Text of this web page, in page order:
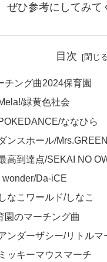
ひ参考にしてみて
目次
チング曲2024保育園
緑黄色社会
ななひら
ンスホール/
高到達点/SEKAI NO
wonder/Da-iCE
しなこワールド/しなこ
園のマーチング曲
ンダーザシー/リトルマ
ミッキーマウスマーチ